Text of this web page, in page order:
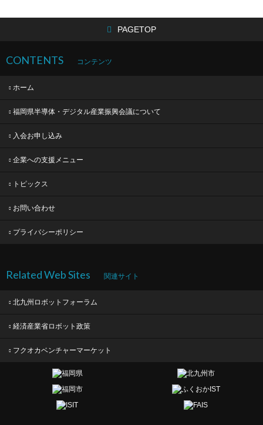
PAGETOP
CONTENTS コンテンツ
ホーム
福岡県半導体・デジタル産業振興会議について
入会お申し込み
企業への支援メニュー
トピックス
お問い合わせ
プライバシーポリシー
Related Web Sites 関連サイト
北九州ロボットフォーラム
経済産業省ロボット政策
フクオカベンチャーマーケット